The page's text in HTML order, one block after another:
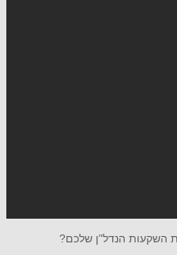
השקעות הנדל"ן שלכם?